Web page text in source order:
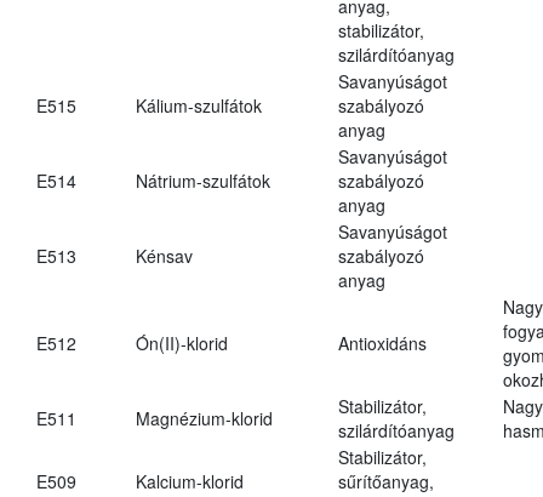
anyag,
stabilizátor,
szilárdítóanyag
E515 Kálium-szulfátok
Savanyúságot
szabályozó
anyag
E514 Nátrium-szulfátok
Savanyúságot
szabályozó
anyag
E513 Kénsav
Savanyúságot
szabályozó
anyag
E512 Ón(II)-klorid Antioxidáns
E511
Magnézium-klorid
Stabilizátor,
szilárdítóanyag
E509 Kalcium-klorid
Stabilizátor,
sűrítőanyag,